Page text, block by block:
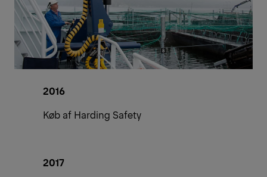
2016
Køb af Harding Safety
2017